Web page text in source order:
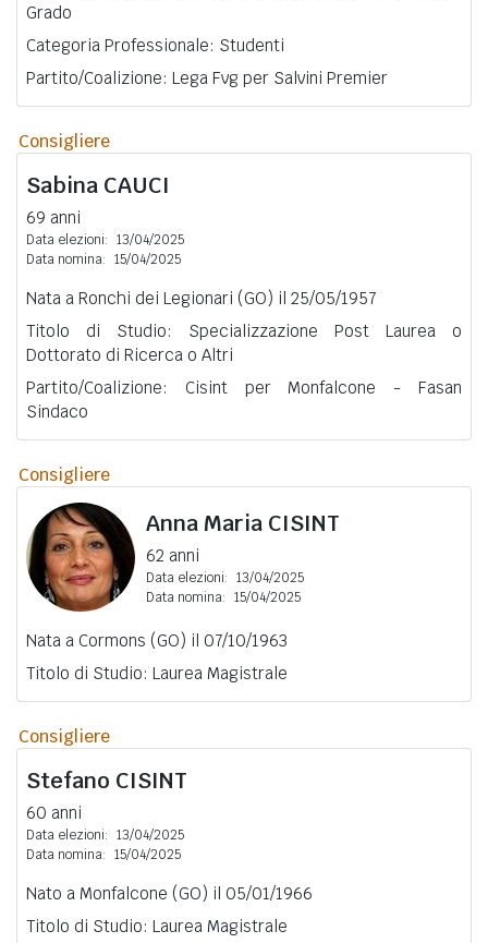
Grado
Categoria Professionale: Studenti
Partito/Coalizione: Lega Fvg per Salvini Premier
Consigliere
Sabina CAUCI
69 anni
Data elezioni: 13/04/2025
Data nomina: 15/04/2025
Nata a Ronchi dei Legionari (GO) il 25/05/1957
Titolo di Studio: Specializzazione Post Laurea o
Dottorato di Ricerca o Altri
Partito/Coalizione: Cisint per Monfalcone - Fasan
Sindaco
Consigliere
Anna Maria CISINT
62 anni
Data elezioni: 13/04/2025
Data nomina: 15/04/2025
Nata a Cormons (GO) il 07/10/1963
Titolo di Studio: Laurea Magistrale
Consigliere
Stefano CISINT
60 anni
Data elezioni: 13/04/2025
Data nomina: 15/04/2025
Nato a Monfalcone (GO) il 05/01/1966
Titolo di Studio: Laurea Magistrale